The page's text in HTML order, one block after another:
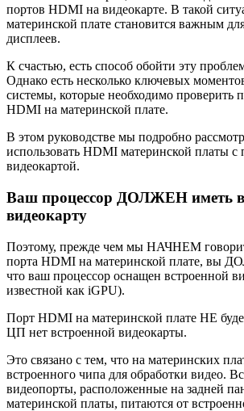
портов HDMI на видеокарте. В такой
материнской плате становится важным
дисплеев.
К счастью, есть способ обойти эту
Однако есть несколько ключевых
системы, которые необходимо проверить
HDMI на материнской плате.
В этом руководстве мы подробно
использовать HDMI материнской платы
видеокартой.
Ваш процессор ДОЛЖЕН иметь
видеокарту
Поэтому, прежде чем мы НАЧНЕМ
порта HDMI на материнской плате, вы
что ваш процессор оснащен встроенной
известной как iGPU).
Порт HDMI на материнской плате НЕ
ЦП нет встроенной видеокарты.
Это связано с тем, что на материнских
встроенного чипа для обработки видео.
видеопорты, расположенные на задней
материнской платы, питаются от